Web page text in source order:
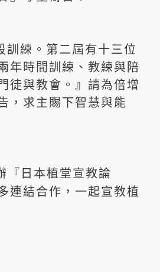
練。第二屆有十三位
年時間訓練、教練與陪
徒與教會。』請為倍增
，求主賜下智慧與能
『日本植堂宣教論
連結合作，一起宣教植